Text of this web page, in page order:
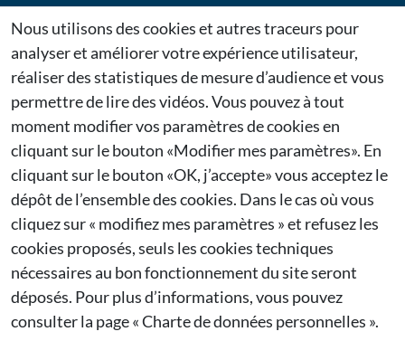
Environnement
Téléchargements
Mentions légales
Dernières actualités
Citygie confirme sa présence au Salon Espace Public
2026 à Bruxelles
27/01/2026
Citygie renouvelle sa participation à Municipalia
2026
26/01/2026
Francioli est une société spécialisée dans
Nous utilisons des cookies et autres traceurs pour
analyser et améliorer votre expérience utilisateur,
réaliser des statistiques de mesure d’audience et vous
permettre de lire des vidéos. Vous pouvez à tout
moment modifier vos paramètres de cookies en
cliquant sur le bouton «Modifier mes paramètres». En
cliquant sur le bouton «OK, j’accepte» vous acceptez le
dépôt de l’ensemble des cookies. Dans le cas où vous
cliquez sur « modifiez mes paramètres » et refusez les
cookies proposés, seuls les cookies techniques
nécessaires au bon fonctionnement du site seront
déposés. Pour plus d’informations, vous pouvez
consulter la page« Charte de données personnelles ».